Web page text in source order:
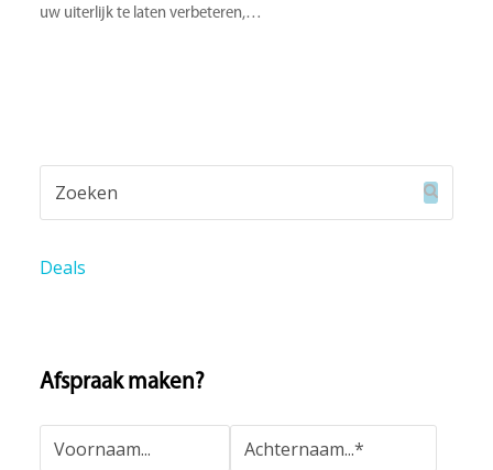
uw uiterlijk te laten verbeteren,…
Deals
Afspraak maken?